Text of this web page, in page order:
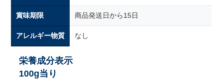
賞味期限 商品発送日から15日
アレルギー物質 なし
栄養成分表示
100g当り